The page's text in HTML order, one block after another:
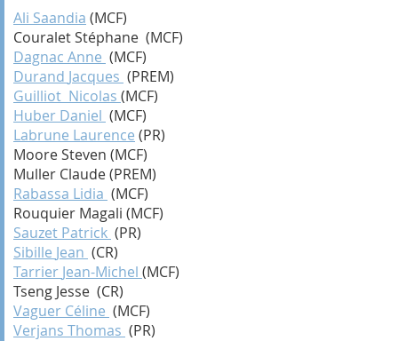
Ali Saandia (MCF)
Couralet Stéphane (MCF)
Dagnac Anne (MCF)
Durand Jacques (PREM)
Guilliot Nicolas (MCF)
Huber Daniel (MCF)
Labrune Laurence (PR)
Moore Steven (MCF)
Muller Claude (PREM)
Rabassa Lidia (MCF)
Rouquier Magali (MCF)
Sauzet Patrick (PR)
Sibille Jean (CR)
Tarrier Jean-Michel (MCF)
Tseng Jesse (CR)
Vaguer Céline (MCF)
Verjans Thomas (PR)